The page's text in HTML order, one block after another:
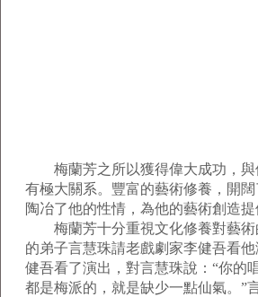
梅蘭芳之所以獲得偉大成功，與
有極大關系。豐富的藝術修養，開闊
陶冶了他的性情，為他的藝術創造提
梅蘭芳十分重視文化修養對藝術
的弟子言慧珠請老戲劇家李健吾看
健吾看了演出，對言慧珠說：“你的
都是梅派的，就是缺少一點仙氣。”